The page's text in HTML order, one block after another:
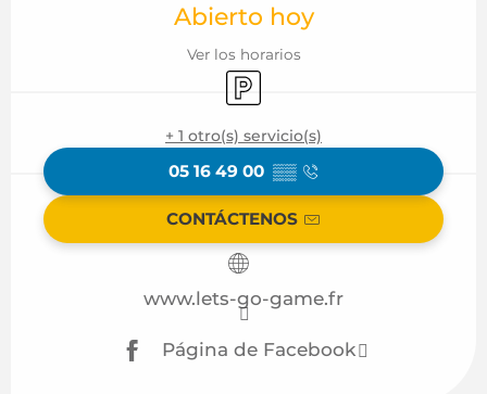
Abierto hoy
Ver los horarios
Aparcamiento
+ 1 otro(s) servicio(s)
05 16 49 00 ▒▒
CONTÁCTENOS
www.lets-go-game.fr
Página de Facebook